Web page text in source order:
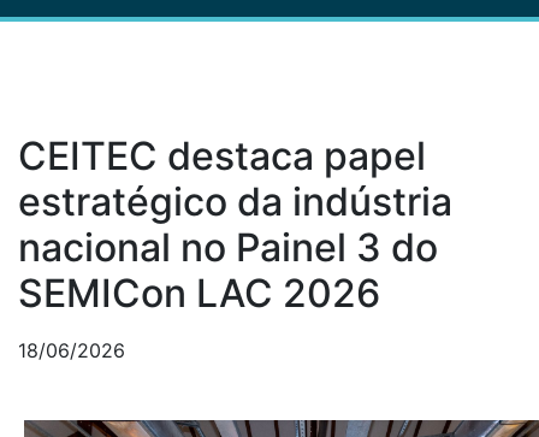
CEITEC destaca papel
estratégico da indústria
nacional no Painel 3 do
SEMICon LAC 2026
18/06/2026